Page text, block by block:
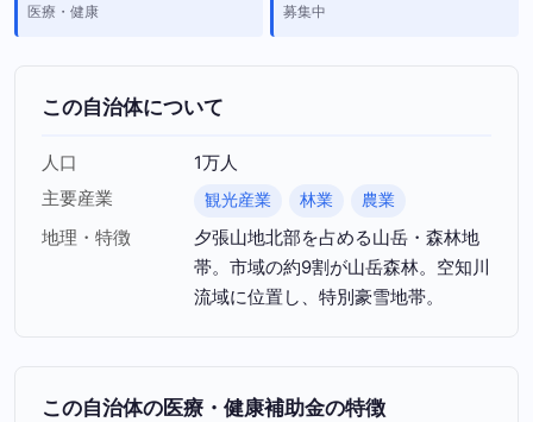
医療・健康 募集中
この自治体について
人口
1万人
主要産業
観光産業 林業 農業
地理・特徴
夕張山地北部を占める山岳・森林地
帯。市域の約9割が山岳森林。空知川
流域に位置し、特別豪雪地帯。
この自治体の医療・健康補助金の特徴